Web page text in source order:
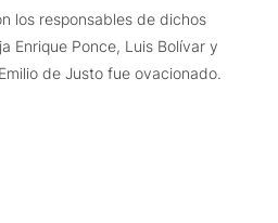
los responsables de dichos
Enrique Ponce, Luis Bolívar y
de Justo fue ovacionado.